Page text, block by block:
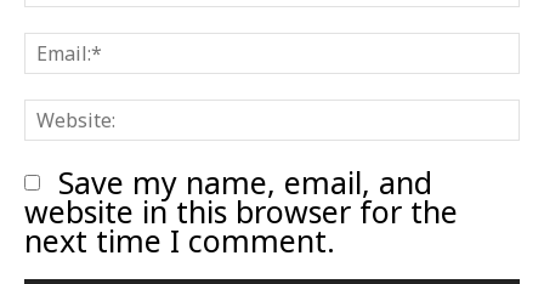
Save my name, email, and
website in this browser for the
next time I comment.